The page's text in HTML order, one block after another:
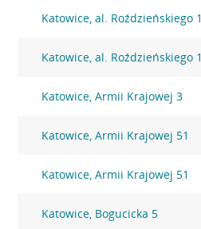
Katowice, al. Roździeńskiego 1
Katowice, al. Roździeńskiego 1
Katowice, Armii Krajowej 3
Katowice, Armii Krajowej 51
Katowice, Armii Krajowej 51
Katowice, Bogucicka 5